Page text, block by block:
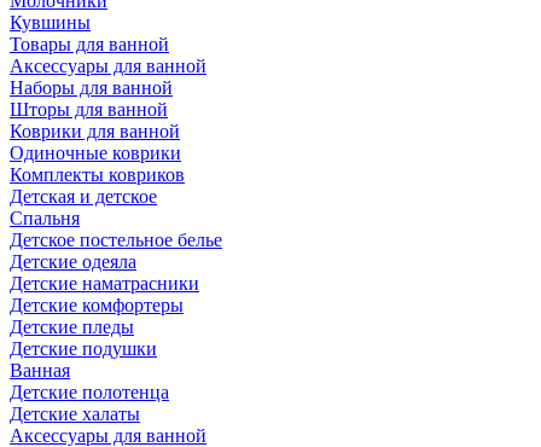
Кувшины
Товары для ванной
Аксессуары для ванной
Наборы для ванной
Шторы для ванной
Коврики для ванной
Одиночные коврики
Комплекты ковриков
Детская и детское
Спальня
Детское постельное белье
Детские одеяла
Детские наматрасники
Детские комфортеры
Детские пледы
Детские подушки
Ванная
Детские полотенца
Детские халаты
Аксессуары для ванной